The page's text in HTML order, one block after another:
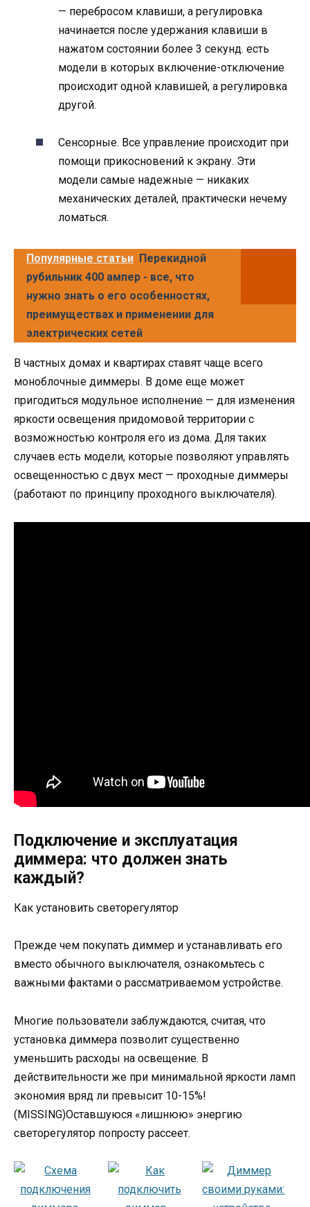
— перебросом клавиши, а регулировка
начинается после удержания клавиши в
нажатом состоянии более 3 секунд. есть
модели в которых включение-отключение
происходит одной клавишей, а регулировка
другой.
Сенсорные. Все управление происходит при
помощи прикосновений к экрану. Эти
модели самые надежные — никаких
механических деталей, практически нечему
ломаться.
Популярные статьи Перекидной
рубильник 400 ампер - все, что
нужно знать о его особенностях,
преимуществах и применении для
электрических сетей
В частных домах и квартирах ставят чаще всего
моноблочные диммеры. В доме еще может
пригодиться модульное исполнение — для изменения
яркости освещения придомовой территории с
возможностью контроля его из дома. Для таких
случаев есть модели, которые позволяют управлять
освещенностью с двух мест — проходные диммеры
(работают по принципу проходного выключателя).
Подключение и эксплуатация
диммера: что должен знать
каждый?
Как установить светорегулятор
Прежде чем покупать диммер и устанавливать его
вместо обычного выключателя, ознакомьтесь с
важными фактами о рассматриваемом устройстве.
Многие пользователи заблуждаются, считая, что
установка диммера позволит существенно
уменьшить расходы на освещение. В
действительности же при минимальной яркости ламп
экономия вряд ли превысит 10-15%!
(MISSING)Оставшуюся «лишнюю» энергию
светорегулятор попросту рассеет.